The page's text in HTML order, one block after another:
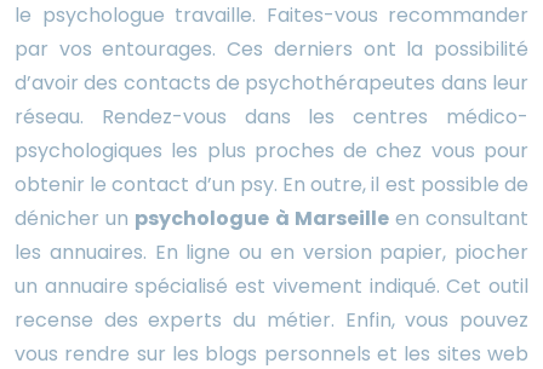
le psychologue travaille. Faites-vous recommander
par vos entourages. Ces derniers ont la possibilité
d’avoir des contacts de psychothérapeutes dans leur
réseau. Rendez-vous dans les centres médico-
psychologiques les plus proches de chez vous pour
obtenir le contact d’un psy. En outre, il est possible de
dénicher un psychologue à Marseilleen consultant
les annuaires. En ligne ou en version papier, piocher
un annuaire spécialisé est vivement indiqué. Cet outil
recense des experts du métier. Enfin, vous pouvez
vous rendre sur les blogs personnels et les sites web